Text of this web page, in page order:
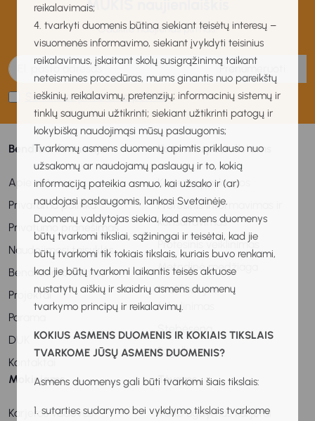
reikalavimais;
4. tvarkyti duomenis būtina siekiant teisėtų interesų –
visuomenės informavimo, siekiant įvykdyti teisinius
reikalavimus, įskaitant skolų susigrąžinimą taikant
neteismines procedūras, mums ginantis nuo pareikštų
ieškinių, reikalavimų, pretenzijų; informacinių sistemų ir
tinklų saugumui užtikrinti; siekiant užtikrinti patogų ir
kokybišką naudojimąsi mūsų paslaugomis;
Tvarkomų asmens duomenų apimtis priklauso nuo
užsakomų ar naudojamų paslaugų ir to, kokią
informaciją pateikia asmuo, kai užsako ir (ar)
naudojasi paslaugomis, lankosi Svetainėje.
Duomenų valdytojas siekia, kad asmens duomenys
būtų tvarkomi tiksliai, sąžiningai ir teisėtai, kad jie
būtų tvarkomi tik tokiais tikslais, kuriais buvo renkami,
kad jie būtų tvarkomi laikantis teisės aktuose
nustatytų aiškių ir skaidrių asmens duomenų
tvarkymo principų ir reikalavimų.
KOKIUS ASMENS DUOMENIS IR KOKIAIS TIKSLAIS
TVARKOME JŪSŲ ASMENS DUOMENIS?
Asmens duomenys gali būti tvarkomi šiais tikslais:
1. sutarties sudarymo bei vykdymo tikslais tvarkome
MUKIS naujienlaiškis
Gaukite naujienas pirmas!
Prenumeruoti
Sutinku su privatumo politika
Bendra informacija
Apie sistemą
Privatumo politika
Privatumo pranešimas
Naudojimosi taisyklės
Bendradarbiavimas
Projektai
Parama
DUK
Kontaktai
Karjeros specialistams
Karjeros paslaugos
Profesinis informavimas ir
konsultavimas
Profesinis veiklinimas
Metodinė medžiaga
Kvalifikacijos
tobulinimas
Stebėsena
Pagalba
Mokiniams
Karjeros vadovas
Tėvams
Vaiko ugdymas karjerai